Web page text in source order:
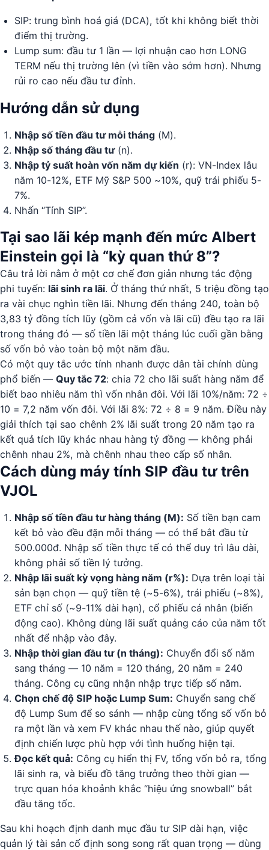
SIP: trung bình hoá giá (DCA), tốt khi không biết thời
điểm thị trường.
Lump sum: đầu tư 1 lần — lợi nhuận cao hơn LONG
TERM nếu thị trường lên (vì tiền vào sớm hơn). Nhưng
rủi ro cao nếu đầu tư đỉnh.
Hướng dẫn sử dụng
Nhập số tiền đầu tư mỗi tháng (M).
Nhập số tháng đầu tư(n).
Nhập tỷ suất hoàn vốn năm dự kiến (r): VN-Index lâu
năm 10-12%, ETF Mỹ S&P 500 ~10%, quỹ trái phiếu 5-
7%.
Nhấn “Tính SIP”.
Tại sao lãi kép mạnh đến mức Albert
Einstein gọi là “kỳ quan thứ 8”?
Câu trả lời nằm ở một cơ chế đơn giản nhưng tác động
phi tuyến: lãi sinh ra lãi. Ở tháng thứ nhất, 5 triệu đồng tạo
ra vài chục nghìn tiền lãi. Nhưng đến tháng 240, toàn bộ
3,83 tỷ đồng tích lũy (gồm cả vốn và lãi cũ) đều tạo ra lãi
trong tháng đó — số tiền lãi một tháng lúc cuối gần bằng
số vốn bỏ vào toàn bộ một năm đầu.
Có một quy tắc ước tính nhanh được dân tài chính dùng
phổ biến — Quy tắc 72: chia 72 cho lãi suất hàng năm để
biết bao nhiêu năm thì vốn nhân đôi. Với lãi 10%/năm: 72 ÷
10 = 7,2 năm vốn đôi. Với lãi 8%: 72 ÷ 8 = 9 năm. Điều này
giải thích tại sao chênh 2% lãi suất trong 20 năm tạo ra
kết quả tích lũy khác nhau hàng tỷ đồng — không phải
chênh nhau 2%, mà chênh nhau theo cấp số nhân.
Cách dùng máy tính SIP đầu tư trên
VJOL
Nhập số tiền đầu tư hàng tháng (M): Số tiền bạn cam
kết bỏ vào đều đặn mỗi tháng — có thể bắt đầu từ
500.000đ. Nhập số tiền thực tế có thể duy trì lâu dài,
không phải số tiền lý tưởng.
Nhập lãi suất kỳ vọng hàng năm (r%): Dựa trên loại tài
sản bạn chọn — quỹ tiền tệ (~5-6%), trái phiếu (~8%),
ETF chỉ số (~9-11% dài hạn), cổ phiếu cá nhân (biến
động cao). Không dùng lãi suất quảng cáo của năm tốt
nhất để nhập vào đây.
Nhập thời gian đầu tư (n tháng): Chuyển đổi số năm
sang tháng — 10 năm = 120 tháng, 20 năm = 240
tháng. Công cụ cũng nhận nhập trực tiếp số năm.
Chọn chế độ SIP hoặc Lump Sum: Chuyển sang chế
độ Lump Sum để so sánh — nhập cùng tổng số vốn bỏ
ra một lần và xem FV khác nhau thế nào, giúp quyết
định chiến lược phù hợp với tình huống hiện tại.
Đọc kết quả: Công cụ hiển thị FV, tổng vốn bỏ ra, tổng
lãi sinh ra, và biểu đồ tăng trưởng theo thời gian —
trực quan hóa khoảnh khắc “hiệu ứng snowball” bắt
đầu tăng tốc.
Sau khi hoạch định danh mục đầu tư SIP dài hạn, việc
quản lý tài sản cố định song song rất quan trọng — dùng